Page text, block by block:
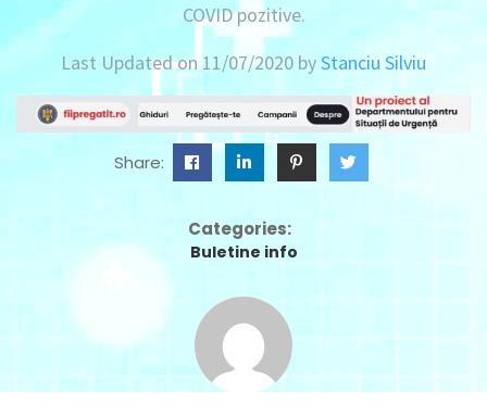
COVID pozitive.
Last Updated on 11/07/2020 byStanciu Silviu
Share:
Categories:
Buletine info